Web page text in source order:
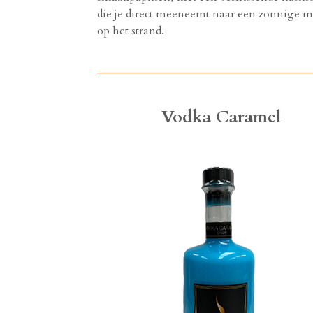
die je direct meeneemt naar een zonnige
op het strand.
Vodka Caramel